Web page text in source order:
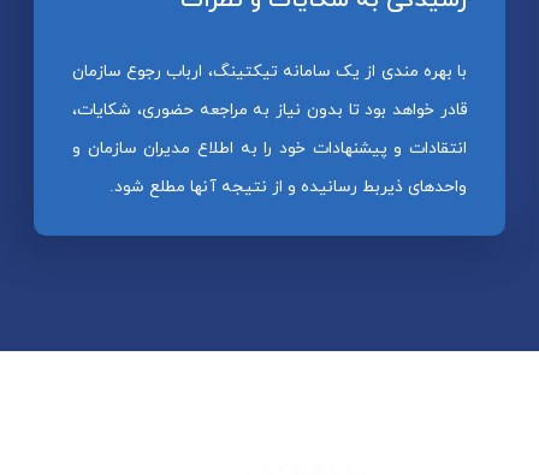
با بهره مندی از یک سامانه تیکتینگ، ارباب رجوع سازمان
قادر خواهد بود تا بدون نیاز به مراجعه حضوری، شکایات،
انتقادات و پیشنهادات خود را به اطلاع مدیران سازمان و
واحدهای ذیربط رسانیده و از نتیجه آنها مطلع شود.